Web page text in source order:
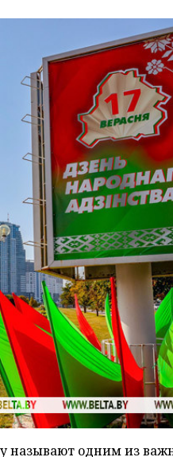
называют одним из